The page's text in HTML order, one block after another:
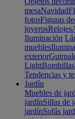
mesaNavidad
fotosFiguras
joyerosRelojes
Iluminación
muebles
exterior
LightBombillas
Tendencias y
Jardín
Muebles de
jardínSillas de
jardínSofás